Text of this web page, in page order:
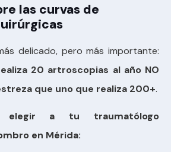
las curvas de
delicado, pero más importante:
20 artroscopias al año NO
que uno que realiza 200+.
elegir a tu traumatólogo
en Mérida: